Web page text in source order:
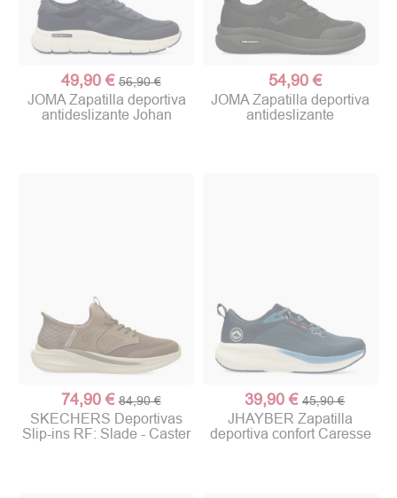
49,90 € 56,90 €
JOMA Zapatilla deportiva
antideslizante Johan
54,90 €
JOMA Zapatilla deportiva
antideslizante
74,90 € 84,90 €
SKECHERS Deportivas
Slip-ins RF: Slade - Caster
39,90 € 45,90 €
JHAYBER Zapatilla
deportiva confort Caresse